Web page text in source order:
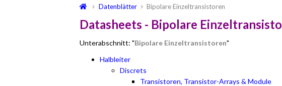
Datenblätter Bipolare Einzeltransistoren
Datasheets - Bipolare
Unterabschnitt: "Bipolare Einzeltransistoren"
Halbleiter
Discrets
Transistoren, Transistor-Arrays & Module